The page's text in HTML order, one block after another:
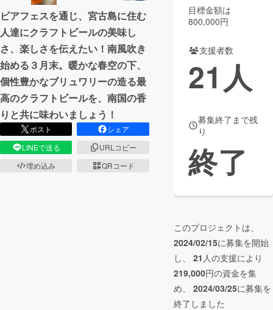
CAMPFIREふるさと納税
コミュニティ
ビアフェスを通じ、宮古島に住む
人達にクラフトビールの美味し
さ、楽しさを伝えたい！南風吹き
始める３月末。暖かな春空の下、
個性豊かなブリュワリーの造る最
高のクラフトビールを、南国の香
りと共に味わいましょう！
ポスト
シェア
LINEで送る
URLコピー
埋め込み
QRコード
目標金額は
800,000円
支援者数
21 人
募集終了まで残
り
終了
このプロジェクトは、
2024/02/15に募集を開始
し、 21 人の支援により
219,000円の資金を集
め、 2024/03/25に募集を
終了しました